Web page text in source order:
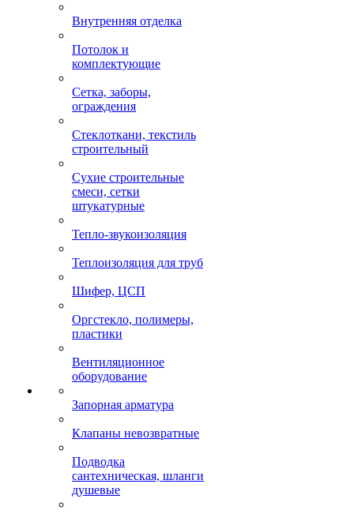
Внутренняя отделка
Потолок и
комплектующие
Сетка, заборы,
ограждения
Стеклоткани, текстиль
строительный
Сухие строительные
смеси, сетки
штукатурные
Тепло-звукоизоляция
Теплоизоляция для труб
Шифер, ЦСП
Оргстекло, полимеры,
пластики
Вентиляционное
оборудование
Запорная арматура
Клапаны невозвратные
Подводка
сантехническая, шланги
душевые